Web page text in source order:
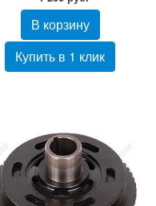
В корзину
Купить в 1 клик